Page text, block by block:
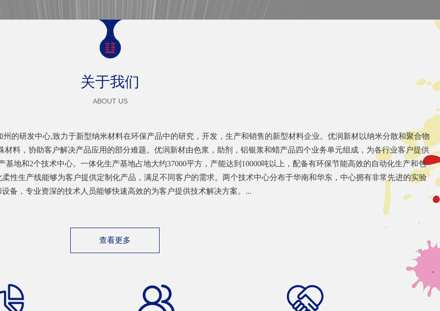
关于我们
ABOUT US
的研发中心,致力于新型纳米材料在环保产品中的研究，开发，生产和销售的新型材料企业。优润新材以纳米分散和聚合物
料，协助客户解决产品应用的部分难题。优润新材由色浆，助剂，铝银浆和蜡产品四个业务单元组成，为各行业客户提供
地和2个技术中心。一体化生产基地占地大约37000平方，产能达到10000吨以上，配备有环保节能高效的自动化生产和包
性生产线能够为客户提供定制化产品，满足不同客户的需求。两个技术中心分布于华南和华东，中心拥有非常先进的实验
设备，专业资深的技术人员能够快速高效的为客户提供技术解决方案。...
查看更多